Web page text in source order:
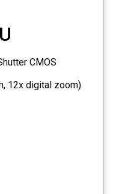
CMOS
12x digital zoom)